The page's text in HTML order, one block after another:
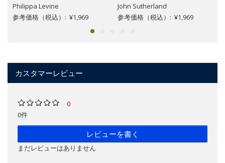
Philippa Levine
参考価格（税込）: ¥1,969
John Sutherland
参考価格（税込）: ¥1,969
カスタマーレビュー
0
0件
レビューを書く
まだレビューはありません